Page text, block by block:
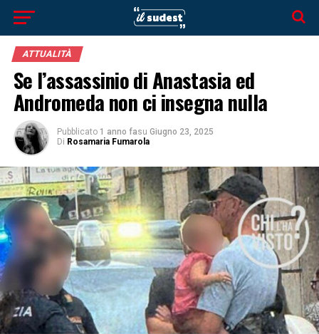
ATTUALITÀ
Se l’assassinio di Anastasia ed
Andromeda non ci insegna nulla
Pubblicato 1 anno fasu Giugno 23, 2025
Di Rosamaria Fumarola